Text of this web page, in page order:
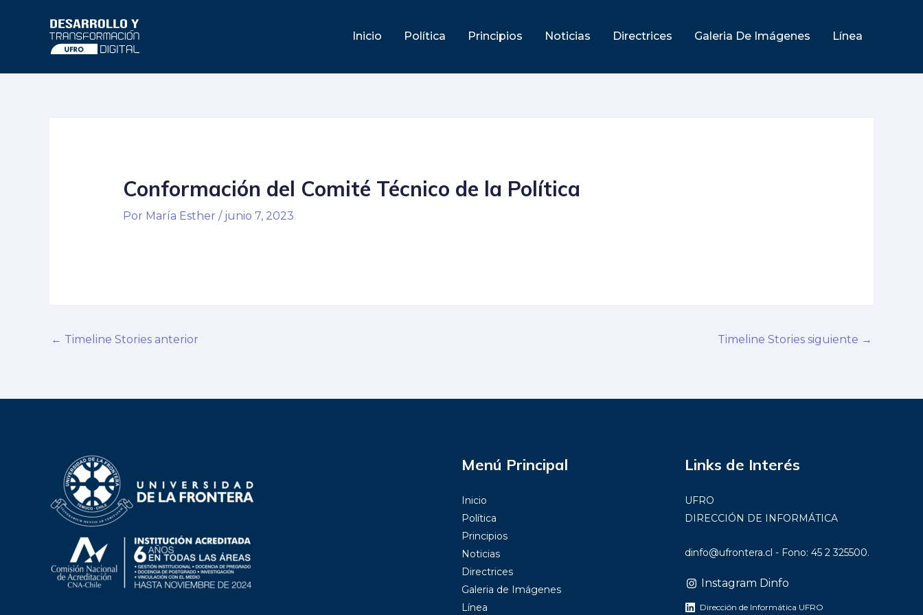
contenido
Inicio Política Principios Noticias Directrices Galeria De Imágenes Línea
Conformación del Comité Técnico de la Política
Por María Esther / junio 7, 2023
← Timeline Stories anterior Timeline Stories siguiente →
Menú Principal
Inicio
Política
Principios
Noticias
Directrices
Galeria de Imágenes
Línea
Links de Interés
UFRO
DIRECCIÓN DE INFORMÁTICA
dinfo@ufrontera.cl - Fono: 45 2 325500.
Instagram Dinfo
Dirección de Informática UFRO